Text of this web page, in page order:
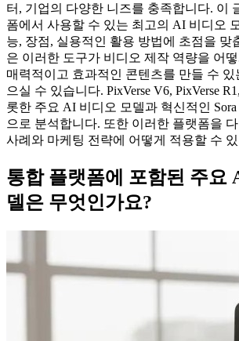
터, 기업의 다양한 니즈를 충족합니다. 이
폼에서 사용할 수 있는 최고의 AI 비디오
능, 장점, 실용적인 활용 방법에 초점을 맞
은 이러한 도구가 비디오 제작 역량을 어
매력적이고 효과적인 콘텐츠를 만들 수 있
으실 수 있습니다. PixVerse V6, PixVerse
롯한 주요 AI 비디오 모델과 혁신적인
으로 분석합니다. 또한 이러한 플랫폼을
사례와 마케팅 전략에 어떻게 적용할 수
통합 플랫폼에 포함된 주요
델은 무엇인가요?